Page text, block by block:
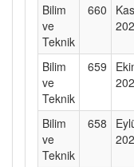
Bilim
ve
Teknik
660
Bilim
ve
Teknik
659
Bilim
ve
Teknik
658